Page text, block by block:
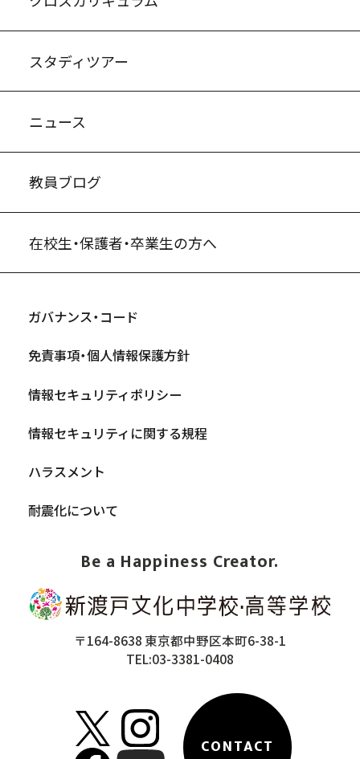
Be a Happiness Creator.
〒164-8638 東京都中野区本町6-38-1
TEL:03-3381-0408
CONTACT
スタディツアー
ニュース
教員ブログ
在校生・保護者・卒業生の方へ
ガバナンス・コード
免責事項・個人情報保護方針
情報セキュリティポリシー
情報セキュリティに関する規程
ハラスメント
耐震化について